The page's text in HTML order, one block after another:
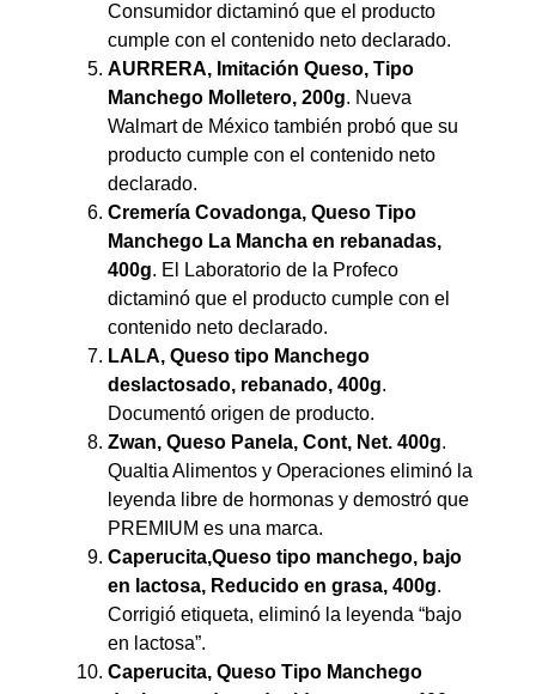
Consumidor dictaminó que el producto
cumple con el contenido neto declarado.
AURRERA, Imitación Queso, Tipo
Manchego Molletero, 200g. Nueva
Walmart de México también probó que su
producto cumple con el contenido neto
declarado.
Cremería Covadonga, Queso Tipo
Manchego La Mancha en rebanadas,
400g. El Laboratorio de la Profeco
dictaminó que el producto cumple con el
contenido neto declarado.
LALA, Queso tipo Manchego
deslactosado, rebanado, 400g.
Documentó origen de producto.
Zwan, Queso Panela, Cont, Net. 400g.
Qualtia Alimentos y Operaciones eliminó la
leyenda libre de hormonas y demostró que
PREMIUM es una marca.
Caperucita,Queso tipo manchego, bajo
en lactosa, Reducido en grasa, 400g.
Corrigió etiqueta, eliminó la leyenda “bajo
en lactosa”.
Caperucita, Queso Tipo Manchego